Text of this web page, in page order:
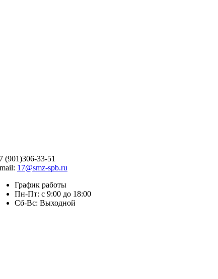
(901)306-33-51
17@smz-spb.ru
График работы
Пн-Пт: с 9:00 до 18:00
Сб-Вс: Выходной